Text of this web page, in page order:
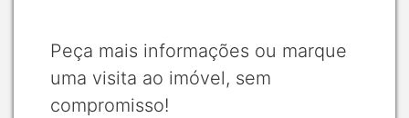
Peça mais informações ou marque
uma visita ao imóvel, sem
compromisso!